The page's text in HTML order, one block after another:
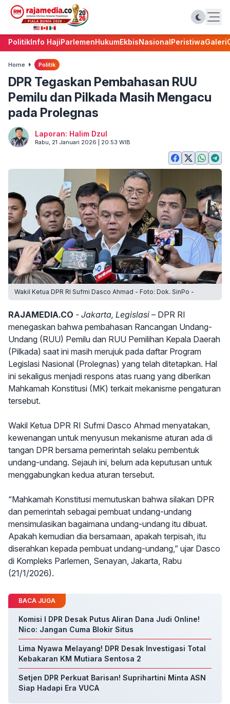
PolitikInfo HajiParlemenHukumEkbisNasionalPeristiwaGaleri
Home Politik
DPR Tegaskan Pembahasan RUU
Pemilu dan Pilkada Masih Mengacu
pada Prolegnas
Laporan: Halim Dzul
Rabu, 21 Januari 2026 | 20:53 WIB
Wakil Ketua DPR RI Sufmi Dasco Ahmad - Foto: Dok. SinPo -
RAJAMEDIA.CO - Jakarta, Legislasi –DPR RI
menegaskan bahwa pembahasan Rancangan Undang-
Undang (RUU) Pemilu dan RUU Pemilihan Kepala Daerah
(Pilkada) saat ini masih merujuk pada daftar Program
Legislasi Nasional (Prolegnas) yang telah ditetapkan. Hal
ini sekaligus menjadi respons atas ruang yang diberikan
Mahkamah Konstitusi (MK) terkait mekanisme pengaturan
tersebut.
Wakil Ketua DPR RI Sufmi Dasco Ahmad menyatakan,
kewenangan untuk menyusun mekanisme aturan ada di
tangan DPR bersama pemerintah selaku pembentuk
undang-undang. Sejauh ini, belum ada keputusan untuk
menggabungkan kedua aturan tersebut.
“Mahkamah Konstitusi memutuskan bahwa silakan DPR
dan pemerintah sebagai pembuat undang-undang
mensimulasikan bagaimana undang-undang itu dibuat.
Apakah kemudian dia bersamaan, apakah terpisah, itu
diserahkan kepada pembuat undang-undang,” ujar Dasco
di Kompleks Parlemen, Senayan, Jakarta, Rabu
(21/1/2026).
BACA JUGA
Komisi I DPR Desak Putus Aliran Dana Judi Online!
Nico: Jangan Cuma Blokir Situs
Lima Nyawa Melayang! DPR Desak Investigasi Total
Kebakaran KM Mutiara Sentosa 2
Setjen DPR Perkuat Barisan! Suprihartini Minta ASN
Siap Hadapi Era VUCA